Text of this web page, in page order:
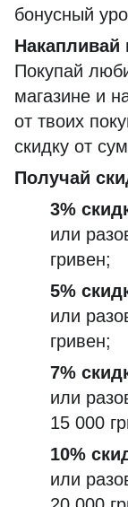
бонусный
Накапливай
Покупай
магазине и
от твоих
скидку от
Получай
3%
или
гривен;
5%
или
гривен;
7%
или
15 000
10%
или